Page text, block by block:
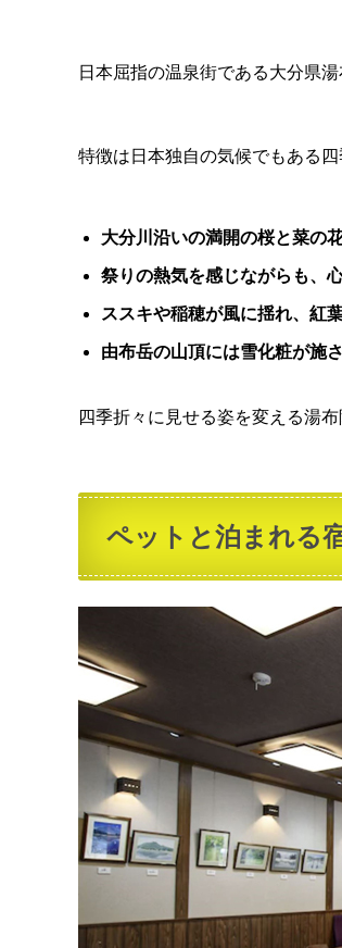
日本屈指の温泉街である大分県湯
特徴は日本独自の気候でもある四
大分川沿いの満開の桜と菜の
祭りの熱気を感じながらも、
ススキや稲穂が風に揺れ、紅
由布岳の山頂には雪化粧が施
四季折々に見せる姿を変える湯
ペットと泊まれる